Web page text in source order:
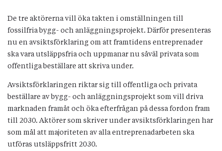
De tre aktörerna vill öka takten i omställningen till
fossilfria bygg- och anläggningsprojekt. Därför presenteras
nu en avsiktsförklaring om att framtidens entreprenader
ska vara utsläppsfria och uppmanar nu såväl privata som
offentliga beställare att skriva under.
Avsiktsförklaringen riktar sig till offentliga och privata
beställare av bygg- och anläggningsprojekt som vill driva
marknaden framåt och öka efterfrågan på dessa fordon fram
till 2030. Aktörer som skriver under avsiktsförklaringen har
som mål att majoriteten av alla entreprenadarbeten ska
utföras utsläppsfritt 2030.